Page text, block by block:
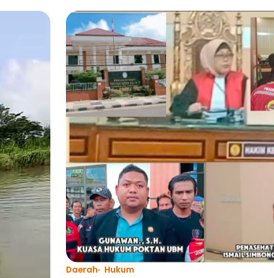
Daerah Hukum